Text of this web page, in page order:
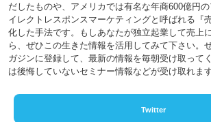
だしたものや、アメリカでは有名な年商600億円
イレクトレスポンスマーケティングと呼ばれる『
化した手法です。もしあなたが独立起業して売上
ら、ぜひこの生きた情報を活用してみて下さい。
ガジンに登録して、最新の情報を毎朝受け取って
は後悔していないセミナー情報などが受け取れま
Twitter